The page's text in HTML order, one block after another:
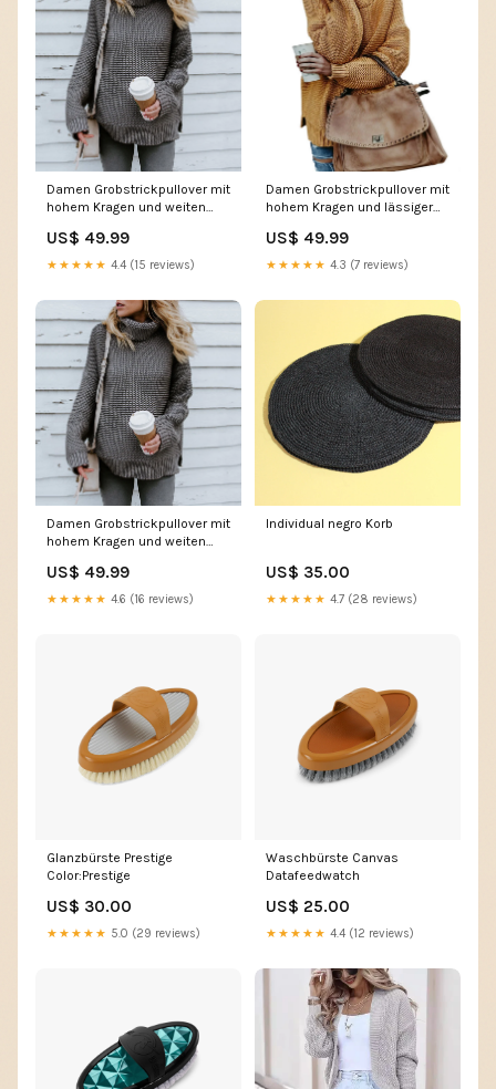
Damen Grobstrickpullover mit
hohem Kragen und weiten
Jumpsuits
US$ 49.99
★★★★★ 4.4 (15 reviews)
Damen Grobstrickpullover mit
hohem Kragen und lässiger
US$ 49.99
★★★★★ 4.3 (7 reviews)
Damen Grobstrickpullover mit
hohem Kragen und weiten
US$ 49.99
★★★★★ 4.6 (16 reviews)
Individual negro Korb
US$ 35.00
★★★★★ 4.7 (28 reviews)
Glanzbürste Prestige
Color:Prestige
US$ 30.00
★★★★★ 5.0 (29 reviews)
Waschbürste Canvas
Datafeedwatch
US$ 25.00
★★★★★ 4.4 (12 reviews)